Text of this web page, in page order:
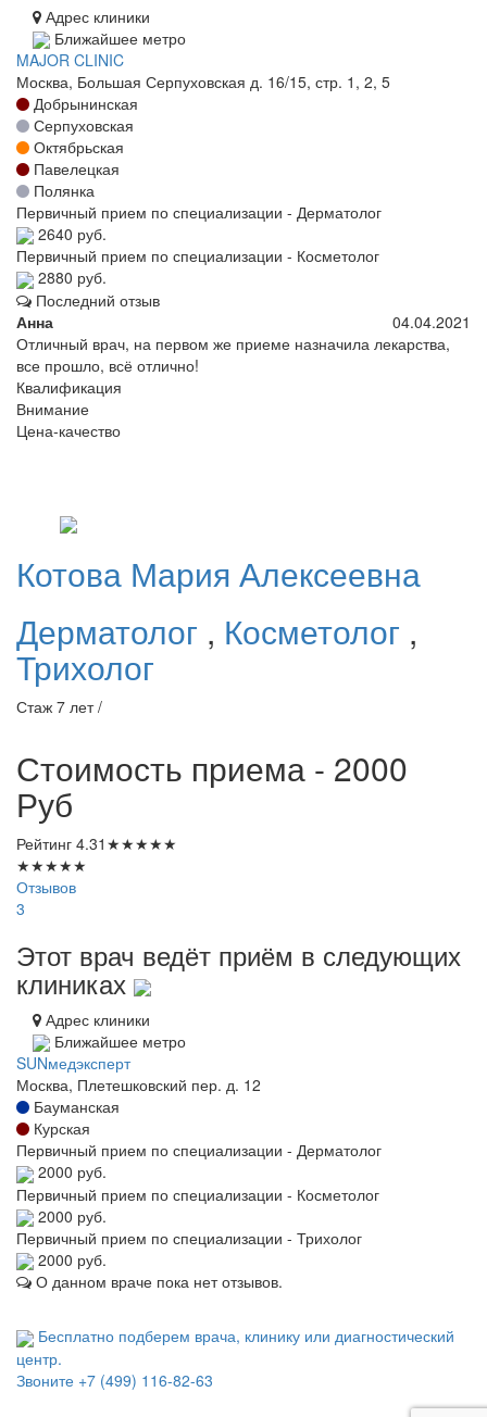
Адрес клиники
Ближайшее метро
MAJOR CLINIC
Москва, Большая Серпуховская д. 16/15, стр. 1, 2, 5
Добрынинская
Серпуховская
Октябрьская
Павелецкая
Полянка
Первичный прием по специализации - Дерматолог
2640 руб.
Первичный прием по специализации - Косметолог
2880 руб.
Последний отзыв
Анна
04.04.2021
Отличный врач, на первом же приеме назначила лекарства,
все прошло, всё отлично!
Квалификация
Внимание
Цена-качество
Котова Мария Алексеевна
Дерматолог , Косметолог ,
Трихолог
Стаж 7 лет /
Стоимость приема - 2000
Руб
Рейтинг 4.31 ★★★★★
★★★★★
Отзывов
3
Этот врач ведёт приём в следующих
клиниках
Адрес клиники
Ближайшее метро
SUNмедэксперт
Москва, Плетешковский пер. д. 12
Бауманская
Курская
Первичный прием по специализации - Дерматолог
2000 руб.
Первичный прием по специализации - Косметолог
2000 руб.
Первичный прием по специализации - Трихолог
2000 руб.
О данном враче пока нет отзывов.
Бесплатно подберем врача, клинику или диагностический
центр.
Звоните +7 (499) 116-82-63